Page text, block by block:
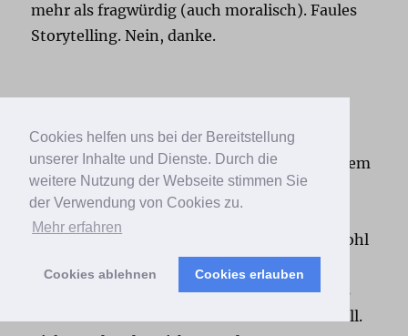
Cookies helfen uns bei der Bereitstellung
unserer Inhalte und Dienste. Durch die
weitere Nutzung der Webseite stimmen Sie
der Verwendung von Cookies zu.
Mehr erfahren
Cookies ablehnen Cookies erlauben
mehr als fragwürdig (auch moralisch). Faules
Storytelling. Nein, danke.
Dieser Film hat mich wütend gemacht aus dem
simplen Grund, dass alle wichtigen Figuren
furchtbare Menschen sind. Dass die
Protagonistin als Heldin verkauft wird, obwohl
sie wehrlose Menschen ausbeutet, wird nur
wenig abgefedert durch den Gedanken, dass
man als Zuschauer*in kritisch zuschauen soll.